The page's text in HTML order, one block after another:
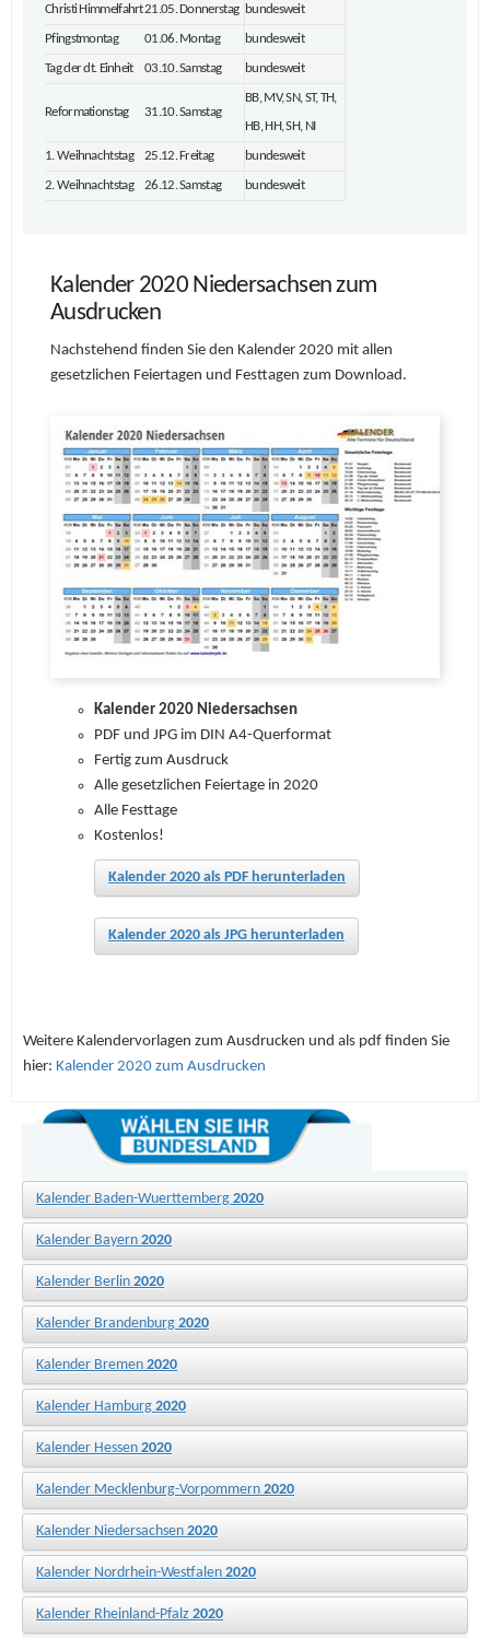
Christi Himmelfahrt21.05. Donnerstag bundesweit
Pfingstmontag 01.06. Montag bundesweit
Tag der dt. Einheit 03.10. Samstag bundesweit
Reformationstag 31.10. Samstag
BB, MV, SN, ST, TH,
HB, HH, SH, NI
1. Weihnachtstag 25.12. Freitag bundesweit
2. Weihnachtstag 26.12. Samstag bundesweit
Kalender 2020 Niedersachsen zum
Ausdrucken
Nachstehend finden Sie den Kalender 2020 mit allen
gesetzlichen Feiertagen und Festtagen zum Download.
Kalender 2020 Niedersachsen
PDF und JPG im DIN A4-Querformat
Fertig zum Ausdruck
Alle gesetzlichen Feiertage in 2020
Alle Festtage
Kostenlos!
Kalender 2020 als PDF herunterladen
Kalender 2020 als JPG herunterladen
Weitere Kalendervorlagen zum Ausdrucken und als pdf finden Sie
hier: Kalender 2020 zum Ausdrucken
Kalender Baden-Wuerttemberg 2020
Kalender Bayern 2020
Kalender Berlin 2020
Kalender Brandenburg 2020
Kalender Bremen 2020
Kalender Hamburg 2020
Kalender Hessen 2020
Kalender Mecklenburg-Vorpommern 2020
Kalender Niedersachsen 2020
Kalender Nordrhein-Westfalen 2020
Kalender Rheinland-Pfalz 2020